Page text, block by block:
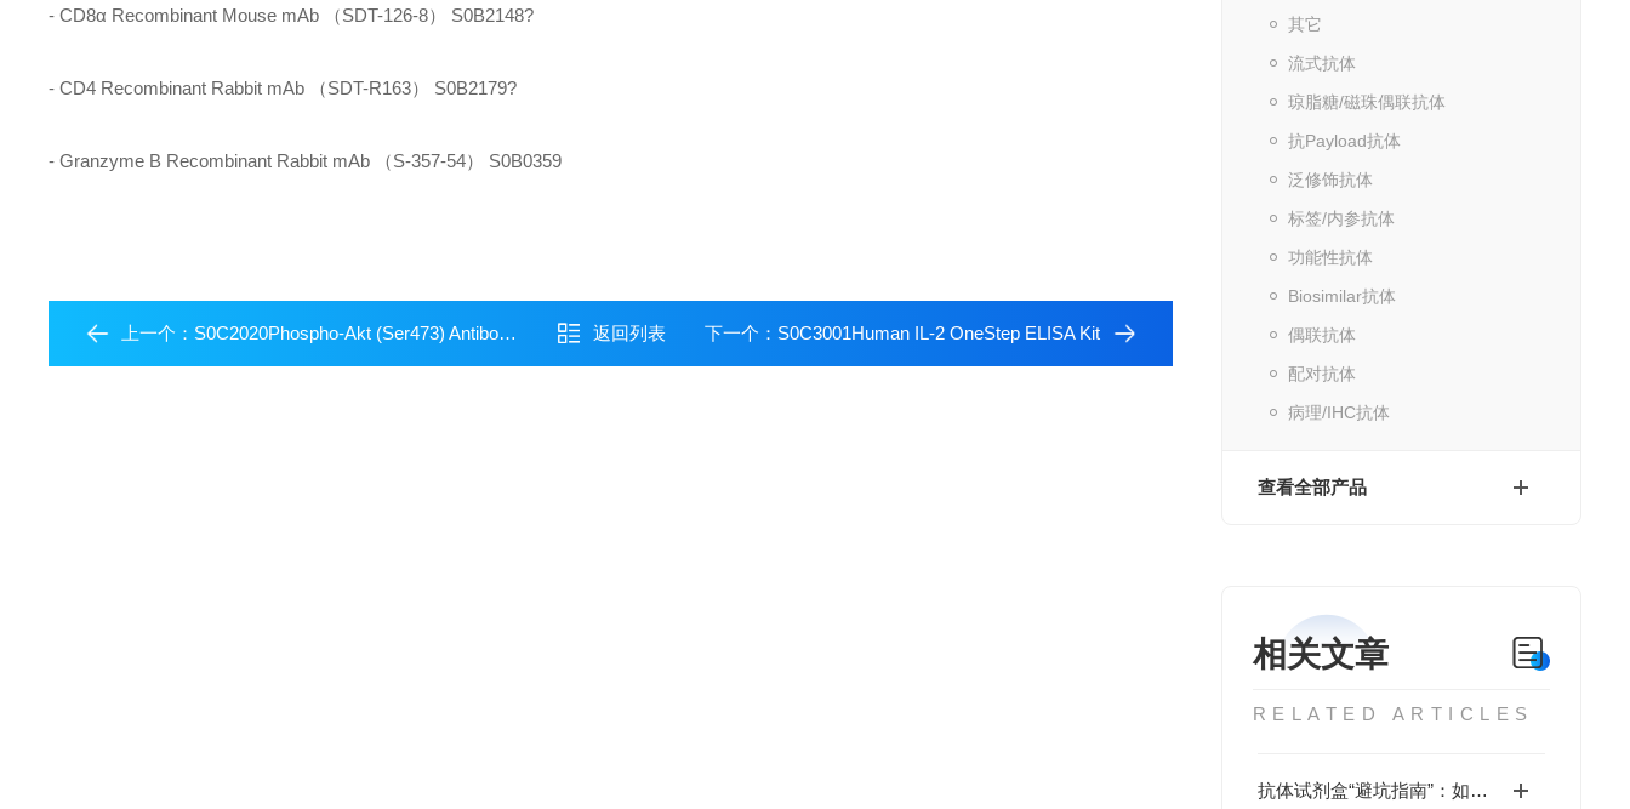
其它
流式抗体
琼脂糖/磁珠偶联抗体
抗Payload抗体
泛修饰抗体
标签/内参抗体
功能性抗体
Biosimilar抗体
偶联抗体
配对抗体
病理/IHC抗体
查看全部产品
相关文章
RELATED ARTICLES
抗体试剂盒“避坑指南”：如何通过验证数据、交叉反应率、批次稳定性选对产品？
- CD8α Recombinant Mouse mAb （SDT-126-8） S0B2148?
- CD4 Recombinant Rabbit mAb （SDT-R163） S0B2179?
- Granzyme B Recombinant Rabbit mAb （S-357-54） S0B0359
上一个： S0C2020Phospho-Akt (Ser473) Antibody Duo 返回列表 下一个： S0C3001Human IL-2 OneStep ELISA Kit